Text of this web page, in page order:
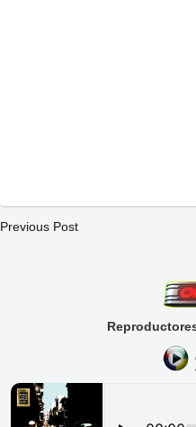
Previous Post